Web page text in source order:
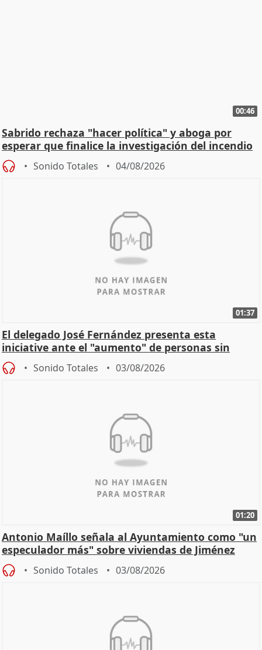
00:46
Sabrido rechaza "hacer política" y aboga por
esperar que finalice la investigación del incendio
Sonido Totales 04/08/2026
01:37
El delegado José Fernández presenta esta
iniciative ante el "aumento" de personas sin
hogar en Madri
Sonido Totales 03/08/2026
01:20
Antonio Maíllo señala al Ayuntamiento como "un
especulador más" sobre viviendas de Jiménez
Becerril
Sonido Totales 03/08/2026